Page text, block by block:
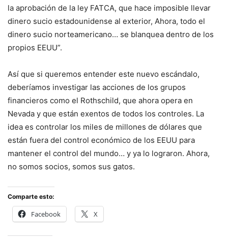
la aprobación de la ley FATCA, que hace imposible llevar
dinero sucio estadounidense al exterior, Ahora, todo el
dinero sucio norteamericano… se blanquea dentro de los
propios EEUU”.
Así que si queremos entender este nuevo escándalo,
deberíamos investigar las acciones de los grupos
financieros como el Rothschild, que ahora opera en
Nevada y que están exentos de todos los controles. La
idea es controlar los miles de millones de dólares que
están fuera del control económico de los EEUU para
mantener el control del mundo… y ya lo lograron. Ahora,
no somos socios, somos sus gatos.
Comparte esto:
Facebook X